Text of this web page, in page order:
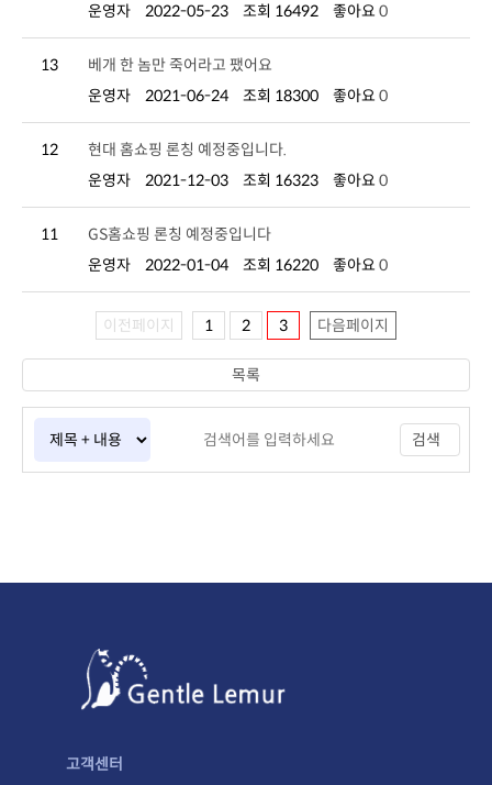
운영자
2022-05-23 조회 16492 좋아요 0
13
베개 한 놈만 죽어라고 팼어요
운영자
2021-06-24 조회 18300 좋아요 0
12
현대 홈쇼핑 론칭 예정중입니다.
운영자
2021-12-03 조회 16323 좋아요 0
11
GS홈쇼핑 론칭 예정중입니다
운영자
2022-01-04 조회 16220 좋아요 0
이전페이지 1 2 3 다음페이지
검색
목록
고객센터